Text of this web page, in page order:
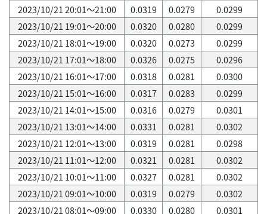
2023/10/21 20:01～21:00
0.0319 0.0279
0.0299
2023/10/21 19:01～20:00
0.0320 0.0280
0.0299
2023/10/21 18:01～19:00
0.0320 0.0273
0.0299
2023/10/21 17:01～18:00
0.0326 0.0275
0.0296
2023/10/21 16:01～17:00
0.0318 0.0281
0.0300
2023/10/21 15:01～16:00
0.0317 0.0283
0.0299
2023/10/21 14:01～15:00
0.0316 0.0279
0.0301
2023/10/21 13:01～14:00
0.0331 0.0281
0.0302
2023/10/21 12:01～13:00
0.0319 0.0281
0.0298
2023/10/21 11:01～12:00
0.0321 0.0281
0.0302
2023/10/21 10:01～11:00
0.0327 0.0281
0.0302
2023/10/21 09:01～10:00
0.0319 0.0279
0.0302
2023/10/21 08:01～09:00
0.0330 0.0280
0.0301